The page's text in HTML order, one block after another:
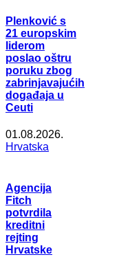
Plenković s
21 europskim
liderom
poslao oštru
poruku zbog
zabrinjavajućih
događaja u
Ceuti
01.08.2026.
Hrvatska
Agencija
Fitch
potvrdila
kreditni
rejting
Hrvatske